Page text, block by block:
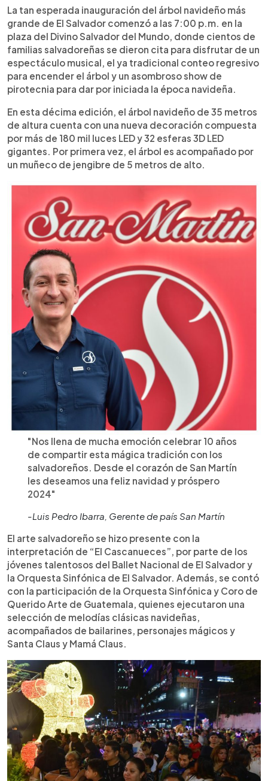
Escuchar artículo
La tan esperada inauguración del árbol navideño más
grande de El Salvador comenzó a las 7:00 p.m. en la
plaza del Divino Salvador del Mundo, donde cientos de
familias salvadoreñas se dieron cita para disfrutar de un
espectáculo musical, el ya tradicional conteo regresivo
para encender el árbol y un asombroso show de
pirotecnia para dar por iniciada la época navideña.
En esta décima edición, el árbol navideño de 35 metros
de altura cuenta con una nueva decoración compuesta
por más de 180 mil luces LED y 32 esferas 3D LED
gigantes. Por primera vez, el árbol es acompañado por
un muñeco de jengibre de 5 metros de alto.
"Nos llena de mucha emoción celebrar 10 años
de compartir esta mágica tradición con los
salvadoreños. Desde el corazón de San Martín
les deseamos una feliz navidad y próspero
2024"
-Luis Pedro Ibarra, Gerente de país San Martín
El arte salvadoreño se hizo presente con la
interpretación de “El Cascanueces”, por parte de los
jóvenes talentosos del Ballet Nacional de El Salvador y
la Orquesta Sinfónica de El Salvador. Además, se contó
con la participación de la Orquesta Sinfónica y Coro de
Querido Arte de Guatemala, quienes ejecutaron una
selección de melodías clásicas navideñas,
acompañados de bailarines, personajes mágicos y
Santa Claus y Mamá Claus.